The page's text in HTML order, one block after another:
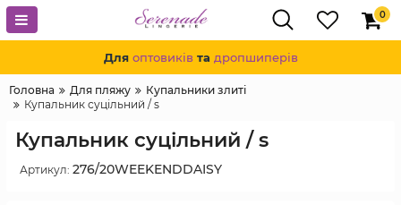
0
Для оптовиків та дропшиперів
Головна Для пляжу
Купальники злиті
Купальник суцільний / s
Купальник суцільний / s
Артикул: 276/20WEEKENDDAISY